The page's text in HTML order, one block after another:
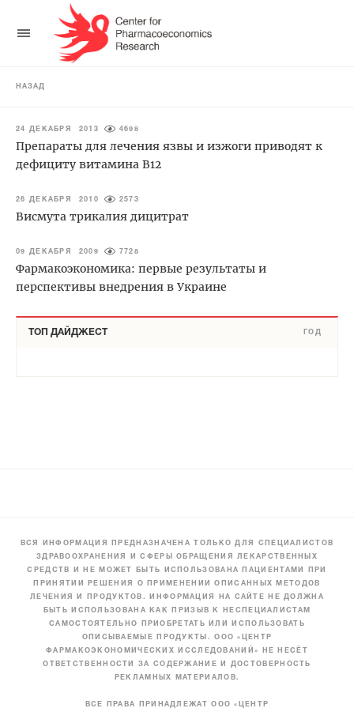
НАЗАД
24 ДЕКАБРЯ 2013 4698
Препараты для лечения язвы и изжоги приводят к
дефициту витамина В12
26 ДЕКАБРЯ 2010 2573
Висмута трикалия дицитрат
09 ДЕКАБРЯ 2009 7728
Фармакоэкономика: первые результаты и
перспективы внедрения в Украине
ТОП ДАЙДЖЕСТ ГОД
ВСЯ ИНФОРМАЦИЯ ПРЕДНАЗНАЧЕНА ТОЛЬКО ДЛЯ СПЕЦИАЛИСТОВ
ЗДРАВООХРАНЕНИЯ И СФЕРЫ ОБРАЩЕНИЯ ЛЕКАРСТВЕННЫХ
СРЕДСТВ И НЕ МОЖЕТ БЫТЬ ИСПОЛЬЗОВАНА ПАЦИЕНТАМИ ПРИ
ПРИНЯТИИ РЕШЕНИЯ О ПРИМЕНЕНИИ ОПИСАННЫХ МЕТОДОВ
ЛЕЧЕНИЯ И ПРОДУКТОВ. ИНФОРМАЦИЯ НА САЙТЕ НЕ ДОЛЖНА
БЫТЬ ИСПОЛЬЗОВАНА КАК ПРИЗЫВ К НЕСПЕЦИАЛИСТАМ
САМОСТОЯТЕЛЬНО ПРИОБРЕТАТЬ ИЛИ ИСПОЛЬЗОВАТЬ
ОПИСЫВАЕМЫЕ ПРОДУКТЫ. ООО «ЦЕНТР
ФАРМАКОЭКОНОМИЧЕСКИХ ИССЛЕДОВАНИЙ» НЕ НЕСЁТ
ОТВЕТСТВЕННОСТИ ЗА СОДЕРЖАНИЕ И ДОСТОВЕРНОСТЬ
РЕКЛАМНЫХ МАТЕРИАЛОВ.
ВСЕ ПРАВА ПРИНАДЛЕЖАТ ООО «ЦЕНТР